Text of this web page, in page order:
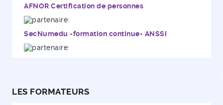
AFNOR Certification de personnes
SecNumedu -formation continue- ANSSI
LES FORMATEURS